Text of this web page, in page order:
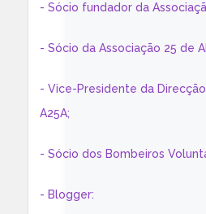
- Sócio fundador da
- Sócio da Associação 25 de
- Vice-Presidente da
A25A;
- Sócio dos Bombeiros
- Blogger: